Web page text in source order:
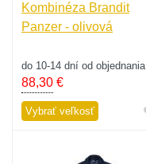
Kombinéza Brandit
Panzer - olivová
do 10-14 dní od objednania
88,30 €
Vybrať veľkosť